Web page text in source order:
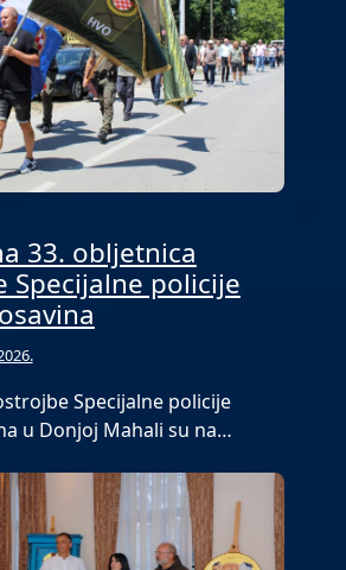
33. obljetnica
Specijalne policije
Specijalne policije
u Donjoj Mahali su na…